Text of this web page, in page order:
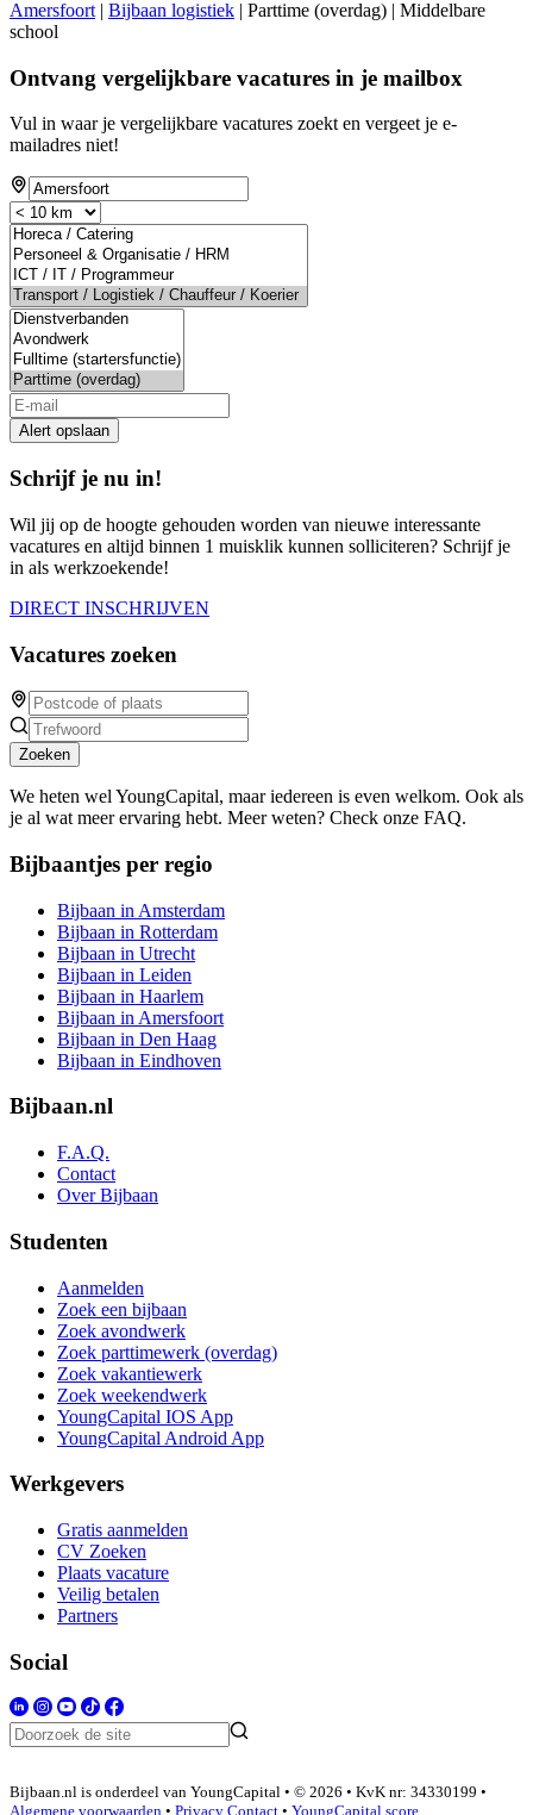
Amersfoort | Bijbaan logistiek | Parttime (overdag) | Middelbare
school
Ontvang vergelijkbare vacatures in je mailbox
Vul in waar je vergelijkbare vacatures zoekt en vergeet je e-
mailadres niet!
Alert opslaan
Schrijf je nu in!
Wil jij op de hoogte gehouden worden van nieuwe interessante
vacatures en altijd binnen 1 muisklik kunnen solliciteren? Schrijf je
in als werkzoekende!
DIRECT INSCHRIJVEN
Vacatures zoeken
Zoeken
We heten wel YoungCapital, maar iedereen is even welkom. Ook als
je al wat meer ervaring hebt. Meer weten? Check onze FAQ.
Bijbaantjes per regio
Bijbaan in Amsterdam
Bijbaan in Rotterdam
Bijbaan in Utrecht
Bijbaan in Leiden
Bijbaan in Haarlem
Bijbaan in Amersfoort
Bijbaan in Den Haag
Bijbaan in Eindhoven
Bijbaan.nl
F.A.Q.
Contact
Over Bijbaan
Studenten
Aanmelden
Zoek een bijbaan
Zoek avondwerk
Zoek parttimewerk (overdag)
Zoek vakantiewerk
Zoek weekendwerk
YoungCapital IOS App
YoungCapital Android App
Werkgevers
Gratis aanmelden
CV Zoeken
Plaats vacature
Veilig betalen
Partners
Social
Bijbaan.nl is onderdeel van YoungCapital • © 2026 • KvK nr: 34330199 •
Algemene voorwaarden • Privacy Contact • YoungCapital score